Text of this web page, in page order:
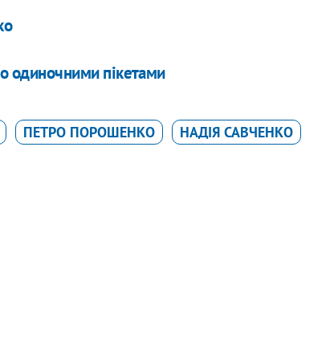
одиночними пікетами
ПЕТРО ПОРОШЕНКО НАДІЯ САВЧЕНКО